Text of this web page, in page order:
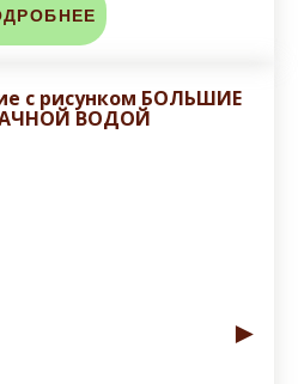
с рисунком БОЛЬШИЕ
ВОДОЙ
►